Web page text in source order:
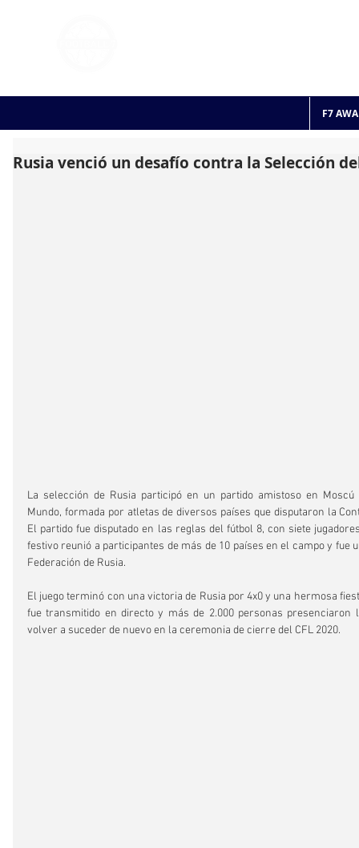
F7
Rusia venció un desafío contra la Selección
La selección de Rusia participó en un partido amistoso en
Mundo, formada por atletas de diversos países que disputaron la
El partido fue disputado en las reglas del fútbol 8, con siete
festivo reunió a participantes de más de 10 países en el campo y fue
Federación de Rusia.
El juego terminó con una victoria de Rusia por 4x0 y una hermosa
fue transmitido en directo y más de 2.000 personas presenciaron
volver a suceder de nuevo en la ceremonia de cierre del CFL 2020.